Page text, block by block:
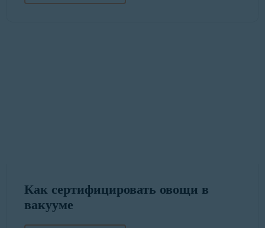
Как сертифицировать овощи в
вакууме